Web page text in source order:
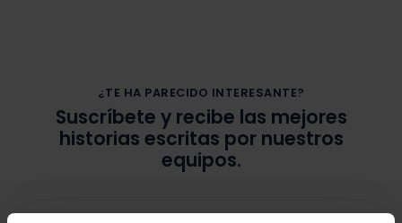
¿TE HA PARECIDO INTERESANTE?
Suscríbete y recibe las mejores
historias escritas por nuestros
equipos.